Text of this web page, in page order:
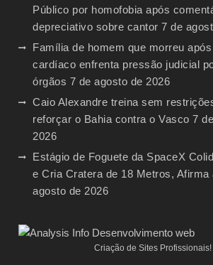
Público por homofobia após
depreciativo sobre cantor 7 de
Família de homem que morreu
cardíaco enfrenta pressão judicial
órgãos 7 de agosto de 2026
Caio Alexandre treina sem
reforçar o Bahia contra o Vasco 7
2026
Estágio de Foguete da SpaceX
e Cria Cratera de 18 Metros, Afirma
agosto de 2026
Criação de Sites Profissionais!